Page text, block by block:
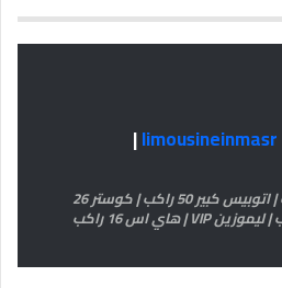
limousineinmasr
|
اتوبيس كبير 33 راكب | اتوبيس كبير 50 راكب | كوستر 26